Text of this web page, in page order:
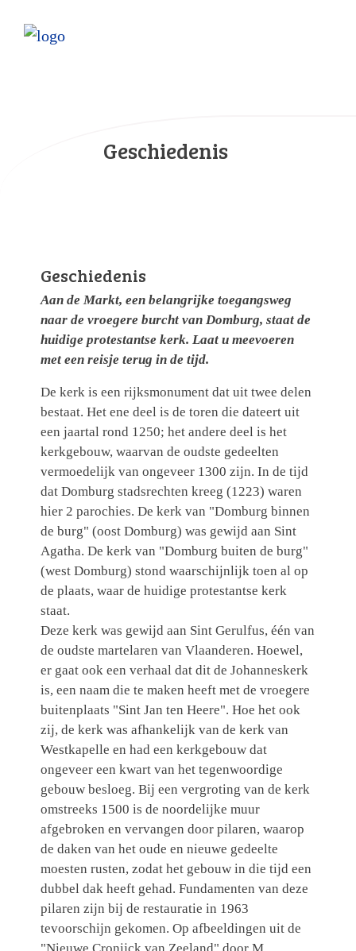
Geschiedenis
Geschiedenis
Aan de Markt, een belangrijke toegangsweg
naar de vroegere burcht van Domburg, staat de
huidige protestantse kerk. Laat u meevoeren
met een reisje terug in de tijd.
De kerk is een rijksmonument dat uit twee delen
bestaat. Het ene deel is de toren die dateert uit
een jaartal rond 1250; het andere deel is het
kerkgebouw, waarvan de oudste gedeelten
vermoedelijk van ongeveer 1300 zijn. In de tijd
dat Domburg stadsrechten kreeg (1223) waren
hier 2 parochies. De kerk van "Domburg binnen
de burg" (oost Domburg) was gewijd aan Sint
Agatha. De kerk van "Domburg buiten de burg"
(west Domburg) stond waarschijnlijk toen al op
de plaats, waar de huidige protestantse kerk
staat.
Deze kerk was gewijd aan Sint Gerulfus, één van
de oudste martelaren van Vlaanderen. Hoewel,
er gaat ook een verhaal dat dit de Johanneskerk
is, een naam die te maken heeft met de vroegere
buitenplaats "Sint Jan ten Heere". Hoe het ook
zij, de kerk was afhankelijk van de kerk van
Westkapelle en had een kerkgebouw dat
ongeveer een kwart van het tegenwoordige
gebouw besloeg. Bij een vergroting van de kerk
omstreeks 1500 is de noordelijke muur
afgebroken en vervangen door pilaren, waarop
de daken van het oude en nieuwe gedeelte
moesten rusten, zodat het gebouw in die tijd een
dubbel dak heeft gehad. Fundamenten van deze
pilaren zijn bij de restauratie in 1963
tevoorschijn gekomen. Op afbeeldingen uit de